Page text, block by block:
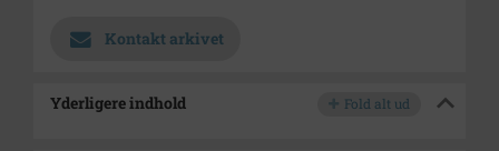
Kontakt arkivet
Yderligere indhold Fold alt ud